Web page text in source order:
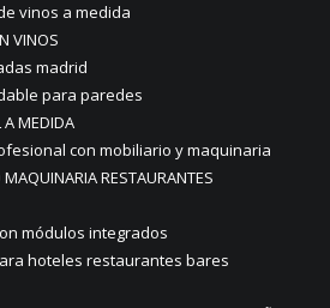
vinos a medida
VINOS
madrid
para paredes
A MEDIDA
con mobiliario y maquinaria
RESTAURANTES
módulos integrados
hoteles restaurantes bares